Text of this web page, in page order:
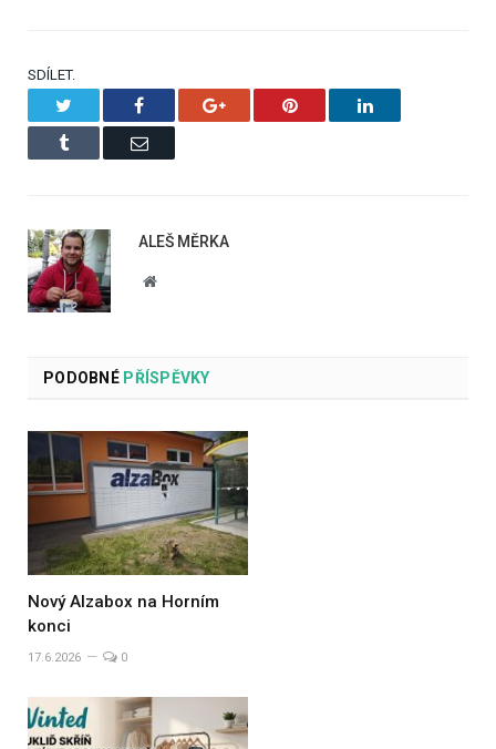
SDÍLET.
Facebook Google+ Pinterest LinkedIn
Tumblr Email
ALEŠ MĚRKA
Website
PODOBNÉPŘÍSPĚVKY
Nový Alzabox na Horním
konci
17.6.2026 0